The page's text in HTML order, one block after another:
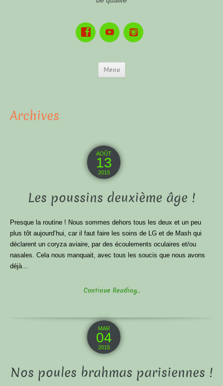
Menu
Archives
AOÛT
13
2015
Les poussins deuxième âge !
Presque la routine ! Nous sommes dehors tous les deux et un peu
plus tôt aujourd’hui, car il faut faire les soins de LG et de Mash qui
déclarent un coryza aviaire, par des écoulements oculaires et/ou
nasales. Cela nous manquait, avec tous les soucis que nous avons
déjà...
Continue Reading...
MAR
04
2015
Nos poules brahmas parisiennes !